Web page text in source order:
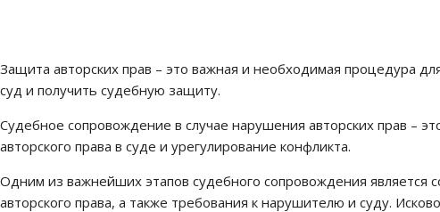
Защита авторских прав – это важная и необходимая процедура
суд и получить судебную защиту.
Судебное сопровождение в случае нарушения авторских прав –
авторского права в суде и урегулирование конфликта.
Одним из важнейших этапов судебного сопровождения является
авторского права, а также требования к нарушителю и суду.